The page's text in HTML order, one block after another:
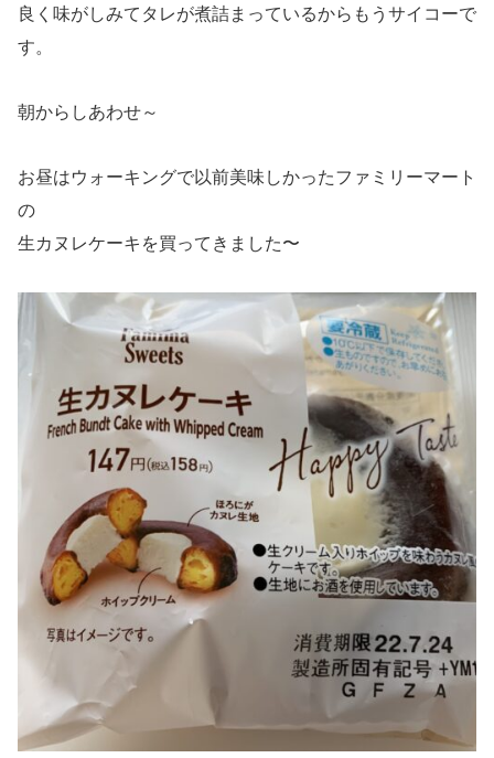
良く味がしみてタレが煮詰まっているからもうサイコーで
す。
朝からしあわせ～
お昼はウォーキングで以前美味しかったファミリーマート
の
生カヌレケーキを買ってきました〜